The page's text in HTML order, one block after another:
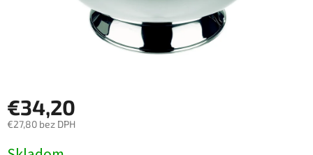
€34,20
€27,80 bez DPH